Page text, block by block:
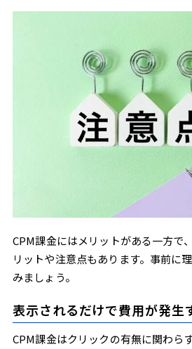
CPM課金にはメリットがある一方で
リットや注意点もあります。事前に
みましょう。
表示されるだけで費用が発生
CPM課金はクリックの有無に関わら